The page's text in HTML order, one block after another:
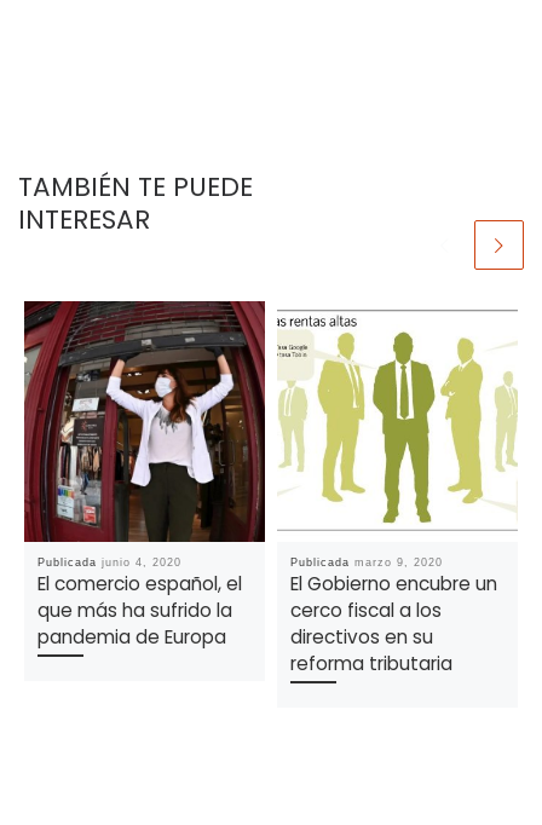
TAMBIÉN TE PUEDE
INTERESAR
Publicada junio 4, 2020
El comercio español, el
que más ha sufrido la
pandemia de Europa
Publicada marzo 9, 2020
El Gobierno encubre un
cerco fiscal a los
directivos en su
reforma tributaria